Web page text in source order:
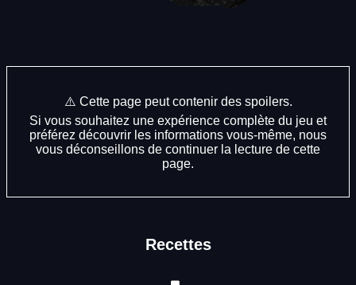
⚠️ Cette page peut contenir des spoilers.
Si vous souhaitez une expérience complète du jeu et
préférez découvrir les informations vous-même, nous
vous déconseillons de continuer la lecture de cette
page.
Recettes